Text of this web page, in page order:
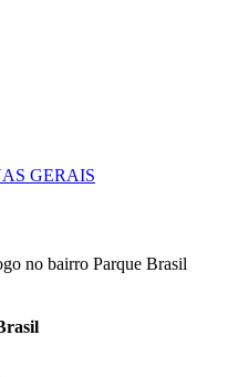
GERAIS
no bairro Parque Brasil